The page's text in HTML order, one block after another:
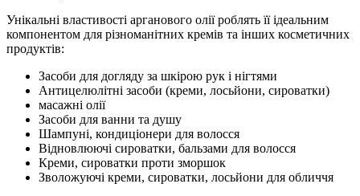
Унікальні властивості арганового олії роблять її ідеальним
компонентом для різноманітних кремів та інших косметичних
продуктів:
Засоби для догляду за шкірою рук і нігтями
Антицелюлітні засоби (креми, лосьйони, сироватки)
масажні олії
Засоби для ванни та душу
Шампуні, кондиціонери для волосся
Відновлюючі сироватки, бальзами для волосся
Креми, сироватки проти зморшок
Зволожуючі креми, сироватки, лосьйони для обличчя